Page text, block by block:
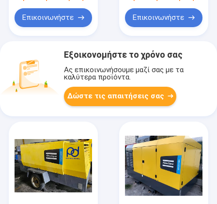
Επικοινωνήστε Επικοινωνήστε
Εξοικονομήστε το χρόνο σας
Ας επικοινωνήσουμε μαζί σας με τα
καλύτερα προϊόντα.
Δώστε τις απαιτήσεις σας